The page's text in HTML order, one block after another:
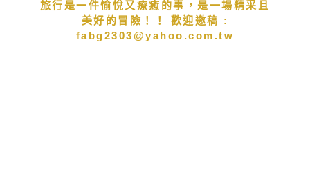
旅行是一件愉悅又療癒的事，是一場精采且
美好的冒險！！ 歡迎邀稿 :
fabg2303@yahoo.com.tw